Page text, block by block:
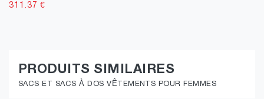
311.37 €
PRODUITS SIMILAIRES
SACS ET SACS À DOS VÊTEMENTS POUR FEMMES